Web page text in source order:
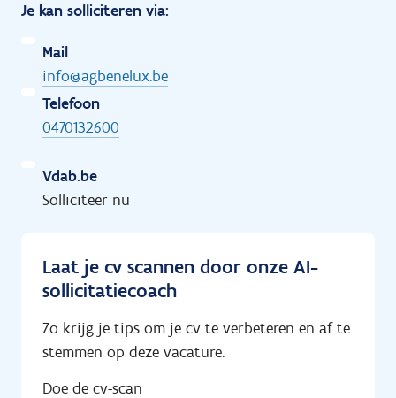
Je kan solliciteren via:
Mail
info@agbenelux.be
Telefoon
0470132600
Vdab.be
Solliciteer nu
Laat je cv scannen door onze AI-
sollicitatiecoach
Zo krijg je tips om je cv te verbeteren en af te
stemmen op deze vacature.
Doe de cv-scan